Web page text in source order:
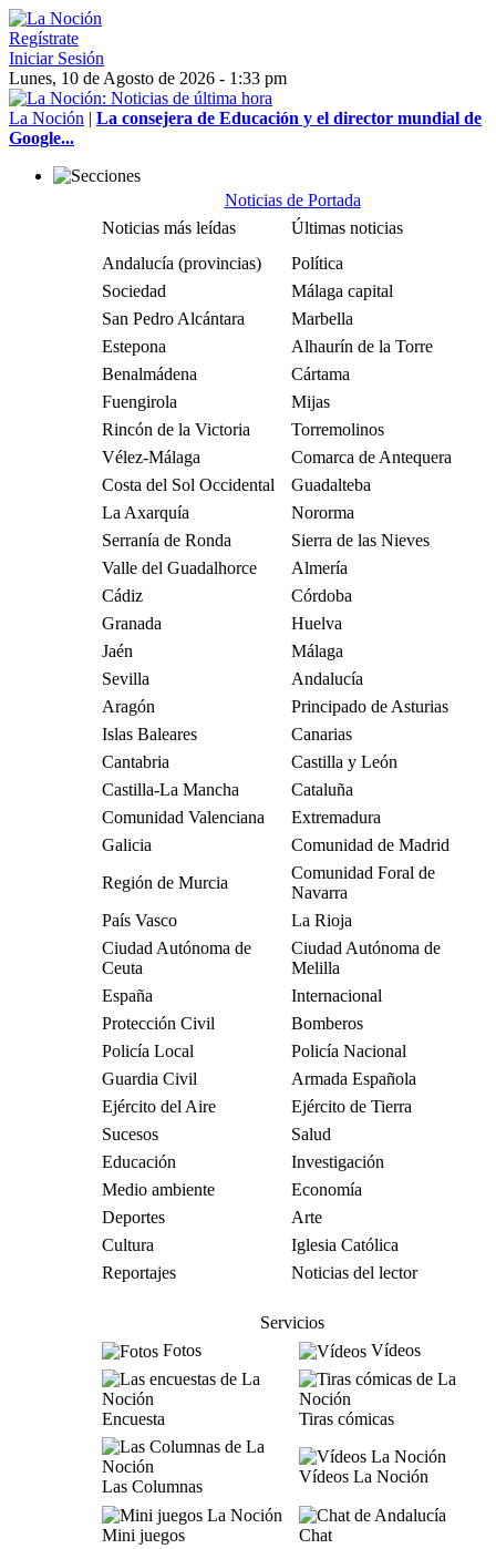
Regístrate
Iniciar Sesión
Lunes, 10 de Agosto de 2026 - 1:33 pm
La Noción | La consejera de Educación y el director mundial de
Google...
Noticias de Portada
Noticias más leídas
Últimas noticias
Andalucía (provincias)
Política
Sociedad
Málaga capital
San Pedro Alcántara
Marbella
Estepona
Alhaurín de la Torre
Benalmádena
Cártama
Fuengirola
Mijas
Rincón de la Victoria
Torremolinos
Vélez-Málaga
Comarca de Antequera
Costa del Sol Occidental
Guadalteba
La Axarquía
Nororma
Serranía de Ronda
Sierra de las Nieves
Valle del Guadalhorce
Almería
Cádiz
Córdoba
Granada
Huelva
Jaén
Málaga
Sevilla
Andalucía
Aragón
Principado de Asturias
Islas Baleares
Canarias
Cantabria
Castilla y León
Castilla-La Mancha
Cataluña
Comunidad Valenciana
Extremadura
Galicia
Comunidad de Madrid
Región de Murcia
Comunidad Foral de
Navarra
País Vasco
La Rioja
Ciudad Autónoma de
Ceuta
Ciudad Autónoma de
Melilla
España
Internacional
Protección Civil
Bomberos
Policía Local
Policía Nacional
Guardia Civil
Armada Española
Ejército del Aire
Ejército de Tierra
Sucesos
Salud
Educación
Investigación
Medio ambiente
Economía
Deportes
Arte
Cultura
Iglesia Católica
Reportajes
Noticias del lector
Servicios
Fotos
Vídeos
Encuesta Tiras cómicas
Las Columnas
Vídeos La Noción
Mini juegos
Chat